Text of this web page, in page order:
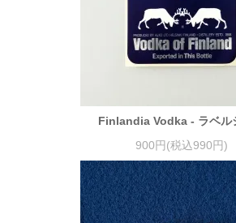
Finlandia Vodka - ラベル
900円(税込990円)